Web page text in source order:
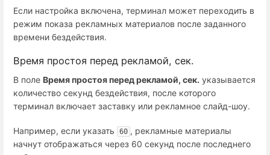
Если настройка включена, терминал может переходить в
режим показа рекламных материалов после заданного
времени бездействия.
Время простоя перед рекламой, сек.
В поле Время простоя перед рекламой, сек. указывается
количество секунд бездействия, после которого
терминал включает заставку или рекламное слайд-шоу.
Например, если указать 60 , рекламные материалы
начнут отображаться через 60 секунд после последнего